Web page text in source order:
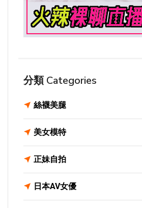
分類 Categories
絲襪美腿
美女模特
正妹自拍
日本AV女優